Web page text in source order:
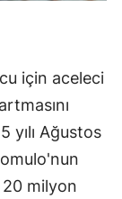
için aceleci
yılı Ağustos
milyon